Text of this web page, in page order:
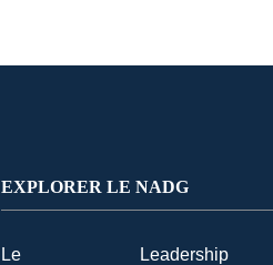
EXPLORER LE NADG
Le
Leadership